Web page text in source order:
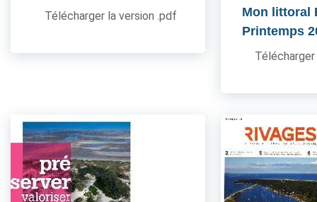
Télécharger la version .pdf
Mon littoral
Printemps